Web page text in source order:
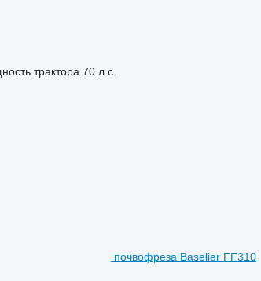
трактора 70 л.с.
почвофреза Baselier FF310